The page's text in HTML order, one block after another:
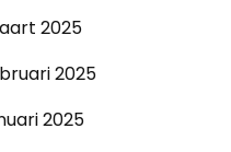
2025
2025
2025